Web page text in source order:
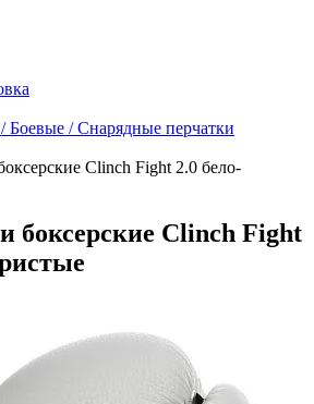
Боевые / Снарядные перчатки
Clinch Fight 2.0 бело-
боксерские Clinch Fight